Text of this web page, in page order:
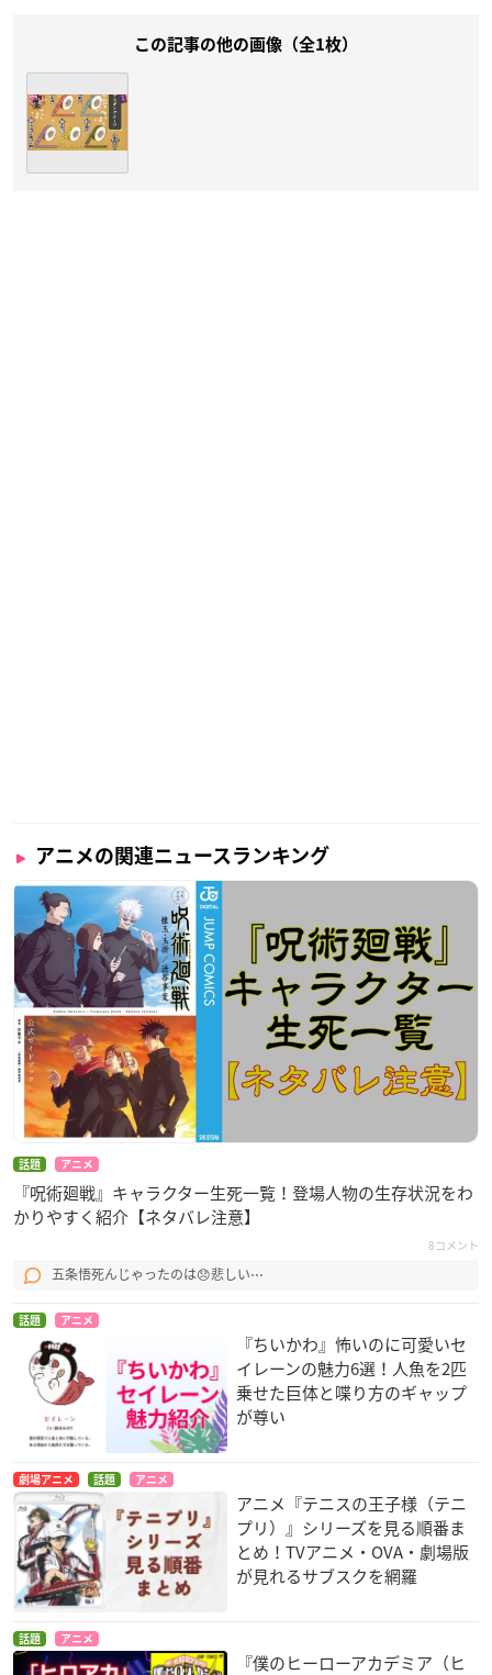
この記事の他の画像（全1枚）
アニメの関連ニュースランキング
話題 アニメ
『呪術廻戦』キャラクター生死一覧！登場人物の生存状況をわ
かりやすく紹介【ネタバレ注意】
8コメント
五条悟死んじゃったのは😞悲しい⋯
話題 アニメ
『ちいかわ』怖いのに可愛いセ
イレーンの魅力6選！人魚を2匹
乗せた巨体と喋り方のギャップ
が尊い
劇場アニメ 話題 アニメ
アニメ『テニスの王子様（テニ
プリ）』シリーズを見る順番ま
とめ！TVアニメ・OVA・劇場版
が見れるサブスクを網羅
話題 アニメ
『僕のヒーローアカデミア（ヒ